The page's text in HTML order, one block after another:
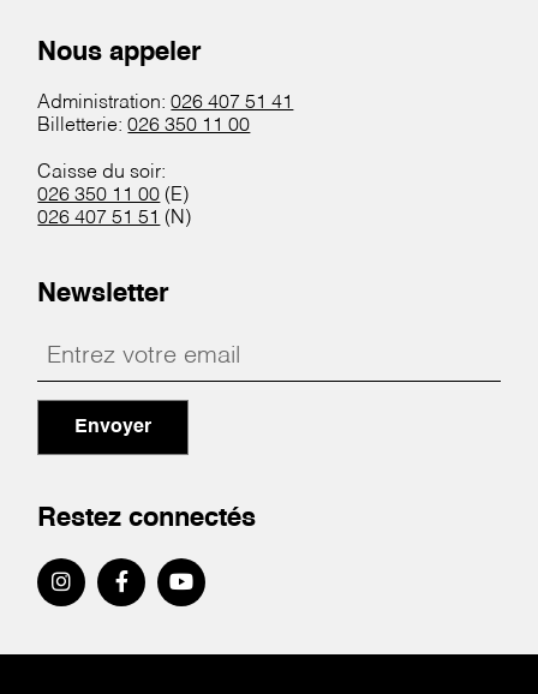
Nous appeler
Administration:026 407 51 41
Billetterie:026 350 11 00
Caisse du soir:
026 350 11 00 (E)
026 407 51 51 (N)
Newsletter
Envoyer
Restez connectés